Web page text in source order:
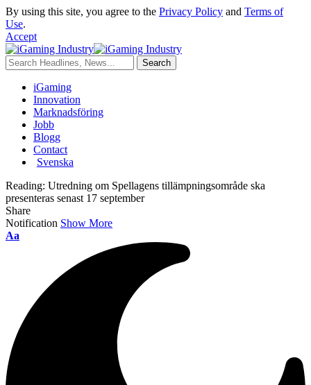
By using this site, you agree to the Privacy Policy and Terms of
Use.
Accept
iGaming
Innovation
Marknadsföring
Jobb
Blogg
Contact
Svenska
Reading: Utredning om Spellagens tillämpningsområde ska
presenteras senast 17 september
Share
Notification Show More
Aa